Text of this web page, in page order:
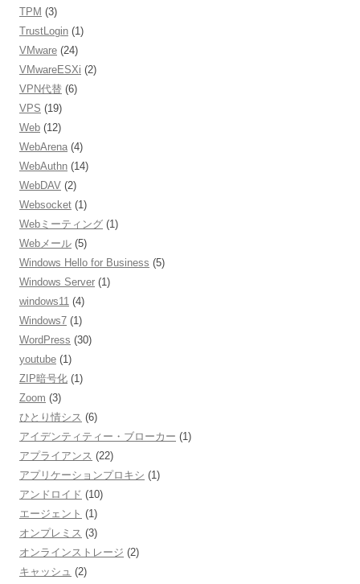
TPM (3)
TrustLogin (1)
VMware (24)
VMwareESXi (2)
VPN代替 (6)
VPS (19)
Web (12)
WebArena (4)
WebAuthn (14)
WebDAV (2)
Websocket (1)
Webミーティング (1)
Webメール (5)
Windows Hello for Business (5)
Windows Server (1)
windows11 (4)
Windows7 (1)
WordPress (30)
youtube (1)
ZIP暗号化 (1)
Zoom (3)
ひとり情シス (6)
アイデンティティー・ブローカー (1)
アプライアンス (22)
アプリケーションプロキシ (1)
アンドロイド (10)
エージェント (1)
オンプレミス (3)
オンラインストレージ (2)
キャッシュ (2)